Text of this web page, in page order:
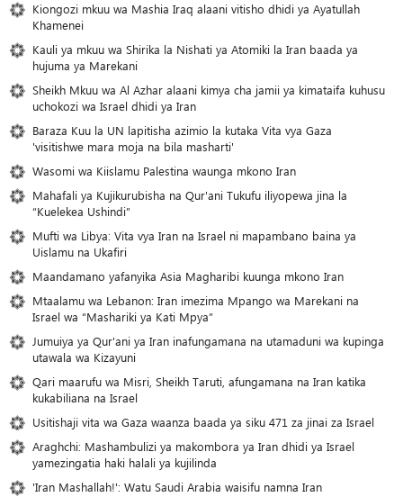
Kiongozi mkuu wa Mashia Iraq alaani vitisho dhidi ya Ayatullah
Khamenei
Kauli ya mkuu wa Shirika la Nishati ya Atomiki la Iran baada ya
hujuma ya Marekani
Sheikh Mkuu wa Al Azhar alaani kimya cha jamii ya kimataifa kuhusu
uchokozi wa Israel dhidi ya Iran
Baraza Kuu la UN lapitisha azimio la kutaka Vita vya Gaza
'visitishwe mara moja na bila masharti'
Wasomi wa Kiislamu Palestina waunga mkono Iran
Mahafali ya Kujikurubisha na Qur'ani Tukufu iliyopewa jina la
“Kuelekea Ushindi”
Mufti wa Libya: Vita vya Iran na Israel ni mapambano baina ya
Uislamu na Ukafiri
Maandamano yafanyika Asia Magharibi kuunga mkono Iran
Mtaalamu wa Lebanon: Iran imezima Mpango wa Marekani na
Israel wa “Mashariki ya Kati Mpya”
Jumuiya ya Qur'ani ya Iran inafungamana na utamaduni wa kupinga
utawala wa Kizayuni
Qari maarufu wa Misri, Sheikh Taruti, afungamana na Iran katika
kukabiliana na Israel
Usitishaji vita wa Gaza waanza baada ya siku 471 za jinai za Israel
Araghchi: Mashambulizi ya makombora ya Iran dhidi ya Israel
yamezingatia haki halali ya kujilinda
'Iran Mashallah!': Watu Saudi Arabia waisifu namna Iran